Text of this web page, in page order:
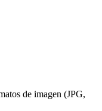
de imagen (JPG,